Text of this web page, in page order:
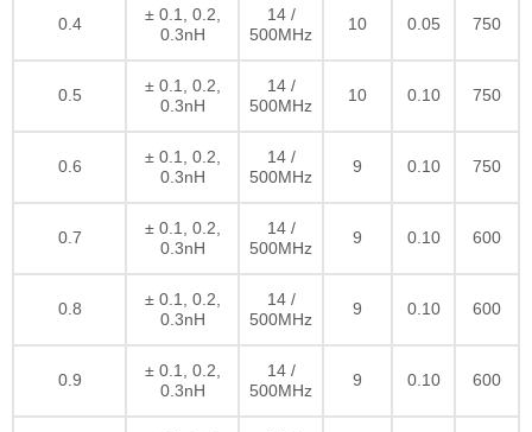
0.4
± 0.1, 0.2,
0.3nH
14 /
500MHz
10 0.05 750
0.5
± 0.1, 0.2,
0.3nH
14 /
500MHz
10 0.10 750
0.6
± 0.1, 0.2,
0.3nH
14 /
500MHz
9 0.10 750
0.7
± 0.1, 0.2,
0.3nH
14 /
500MHz
9 0.10 600
0.8
± 0.1, 0.2,
0.3nH
14 /
500MHz
9 0.10 600
0.9
± 0.1, 0.2,
0.3nH
14 /
500MHz
9 0.10 600